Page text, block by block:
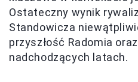
Ostateczny wynik
Standowicza
przyszłość Radomia
nadchodzących latach.